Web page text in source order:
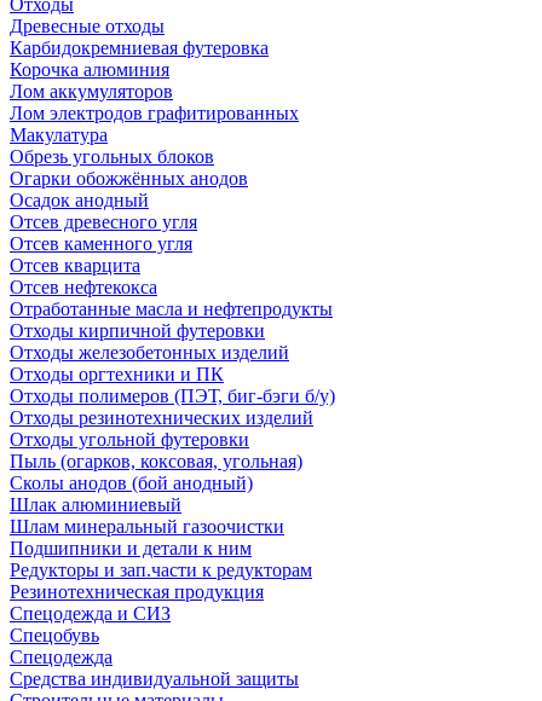
Отходы
Древесные отходы
Карбидокремниевая футеровка
Корочка алюминия
Лом аккумуляторов
Лом электродов графитированных
Макулатура
Обрезь угольных блоков
Огарки обожжённых анодов
Осадок анодный
Отсев древесного угля
Отсев каменного угля
Отсев кварцита
Отсев нефтекокса
Отработанные масла и нефтепродукты
Отходы кирпичной футеровки
Отходы железобетонных изделий
Отходы оргтехники и ПК
Отходы полимеров (ПЭТ, биг-бэги б/у)
Отходы резинотехнических изделий
Отходы угольной футеровки
Пыль (огарков, коксовая, угольная)
Сколы анодов (бой анодный)
Шлак алюминиевый
Шлам минеральный газоочистки
Подшипники и детали к ним
Редукторы и зап.части к редукторам
Резинотехническая продукция
Спецодежда и СИЗ
Спецобувь
Спецодежда
Средства индивидуальной защиты